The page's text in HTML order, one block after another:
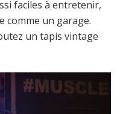
faciles à entretenir,
comme un garage.
un tapis vintage